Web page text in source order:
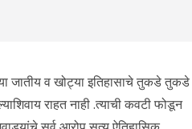
जातीय व खोट्या इतिहासाचे तुकडे तुकडे
राहत नाही .त्याची कवटी फोडून